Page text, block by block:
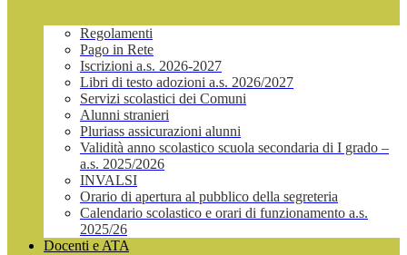
Regolamenti
Pago in Rete
Iscrizioni a.s. 2026-2027
Libri di testo adozioni a.s. 2026/2027
Servizi scolastici dei Comuni
Alunni stranieri
Pluriass assicurazioni alunni
Validità anno scolastico scuola secondaria di I grado –
a.s. 2025/2026
INVALSI
Orario di apertura al pubblico della segreteria
Calendario scolastico e orari di funzionamento a.s.
2025/26
Docenti e ATA